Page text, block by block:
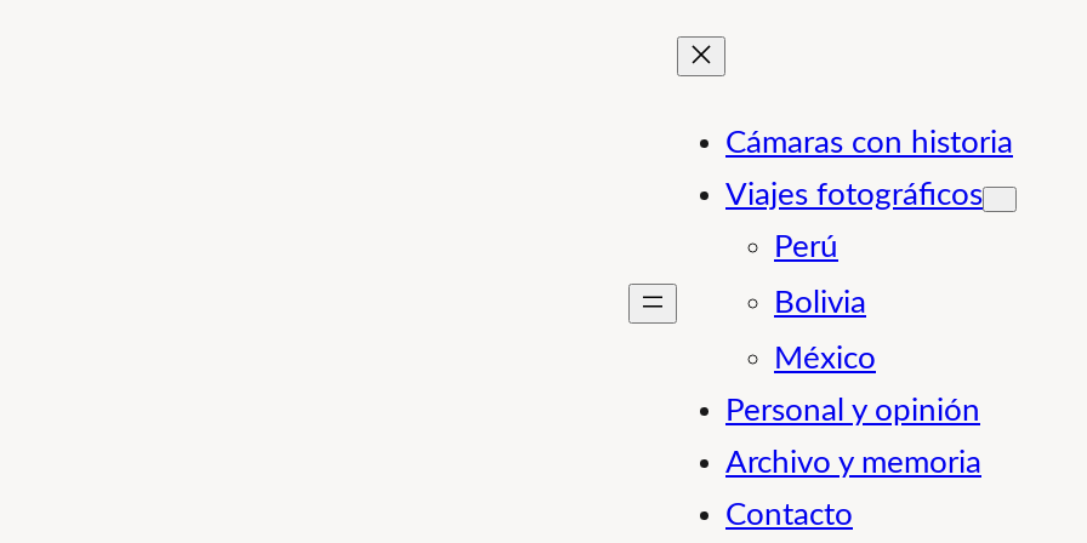
Cámaras con historia
Viajes fotográficos
Perú
Bolivia
México
Personal y opinión
Archivo y memoria
Contacto